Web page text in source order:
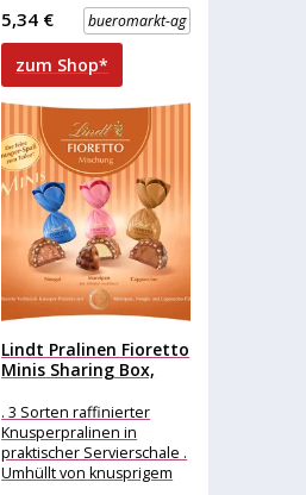
. Hochwertige, elegante
Geschenkverpackung
Merkmale: Verpackung:
einzeln
bueromarkt-ag
5,34 €
zum Shop*
Lindt Pralinen Fioretto
Minis Sharing Box,
. 3 Sorten raffinierter
Knusperpralinen in
praktischer Servierschale .
Umhüllt von knusprigem